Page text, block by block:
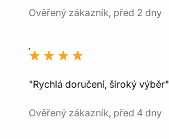
Ověřený zákazník, před 2 dny
"Rychlá doručení, široký výběr"
Ověřený zákazník, před 4 dny